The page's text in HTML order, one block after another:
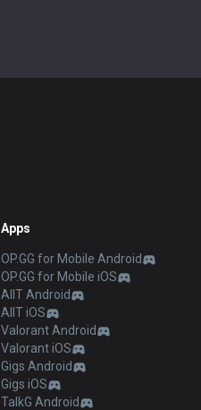
Apps
OP.GG for Mobile Android
OP.GG for Mobile iOS
AllT Android
AllT iOS
Valorant Android
Valorant iOS
Gigs Android
Gigs iOS
TalkG Android